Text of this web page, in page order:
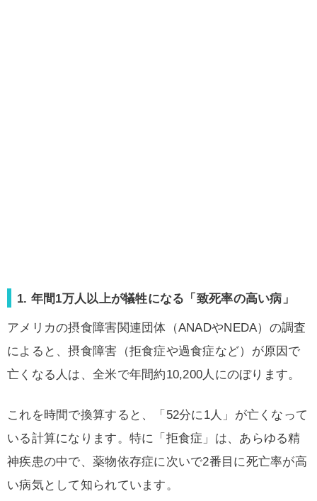
1. 年間1万人以上が犠牲になる「致死率の高い病」
アメリカの摂食障害関連団体（ANADやNEDA）の調査
によると、摂食障害（拒食症や過食症など）が原因で
亡くなる人は、全米で年間約10,200人 にのぼります。
これを時間で換算すると、
「52分に1人」が亡くなって
いる計算になります。特に「拒食症」は、あらゆる精
神疾患の中で、薬物依存症に次いで2番目に死亡率が高
い病気として知られています。